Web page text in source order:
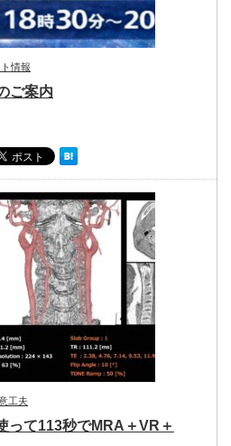
情報
ご案内
工夫
って113秒でMRA＋VR＋